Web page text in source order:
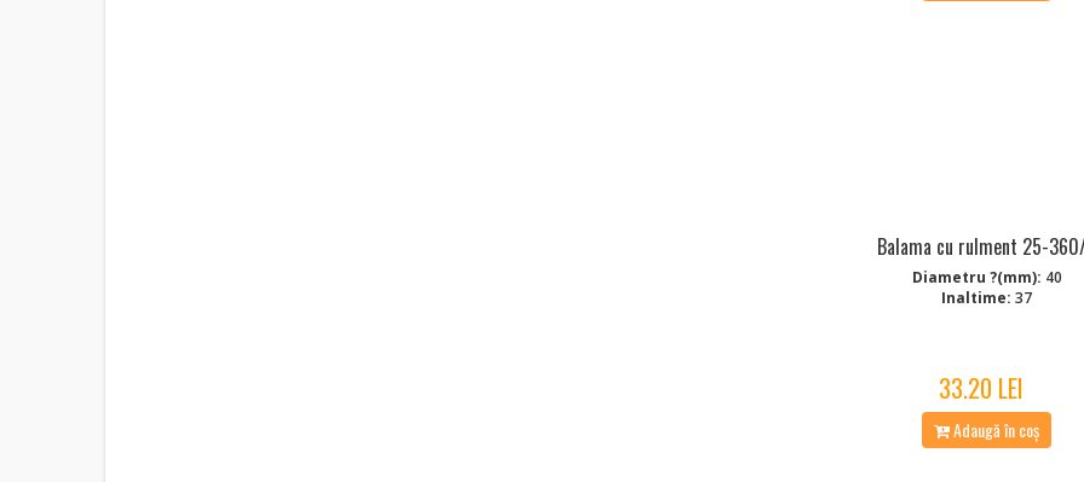
Balama cu rulment 25-
Diametru ?(mm): 40
Inaltime: 37
33.20 LEI
Adaugă în coș